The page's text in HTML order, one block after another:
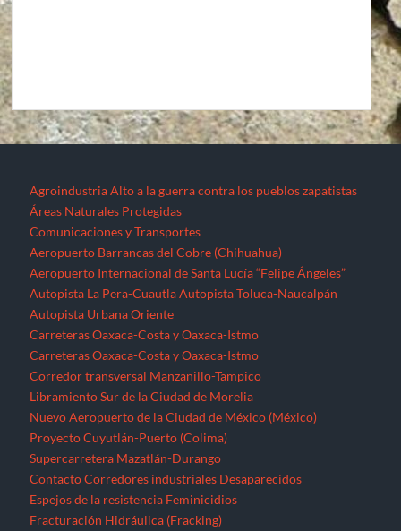
Agroindustria Alto a la guerra contra los pueblos zapatistas
Áreas Naturales Protegidas
Comunicaciones y Transportes
Aeropuerto Barrancas del Cobre (Chihuahua)
Aeropuerto Internacional de Santa Lucía “Felipe Ángeles”
Autopista La Pera-Cuautla Autopista Toluca-Naucalpán
Autopista Urbana Oriente
Carreteras Oaxaca-Costa y Oaxaca-Istmo
Carreteras Oaxaca-Costa y Oaxaca-Istmo
Corredor transversal Manzanillo-Tampico
Libramiento Sur de la Ciudad de Morelia
Nuevo Aeropuerto de la Ciudad de México (México)
Proyecto Cuyutlán-Puerto (Colima)
Supercarretera Mazatlán-Durango
Contacto Corredores industriales Desaparecidos
Espejos de la resistencia Feminicidios
Fracturación Hidráulica (Fracking)